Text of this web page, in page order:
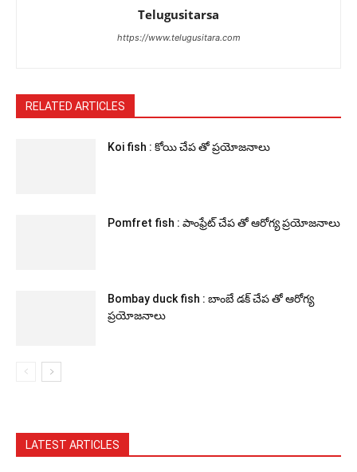
Telugusitarsa
https://www.telugusitara.com
RELATED ARTICLES
Koi fish : కోయి చేప తో ప్రయోజనాలు
Pomfret fish : పాంఫ్రేట్ చేప తో ఆరోగ్య ప్రయోజనాలు
Bombay duck fish : బాంబే డక్ చేప తో ఆరోగ్య
ప్రయోజనాలు
LATEST ARTICLES